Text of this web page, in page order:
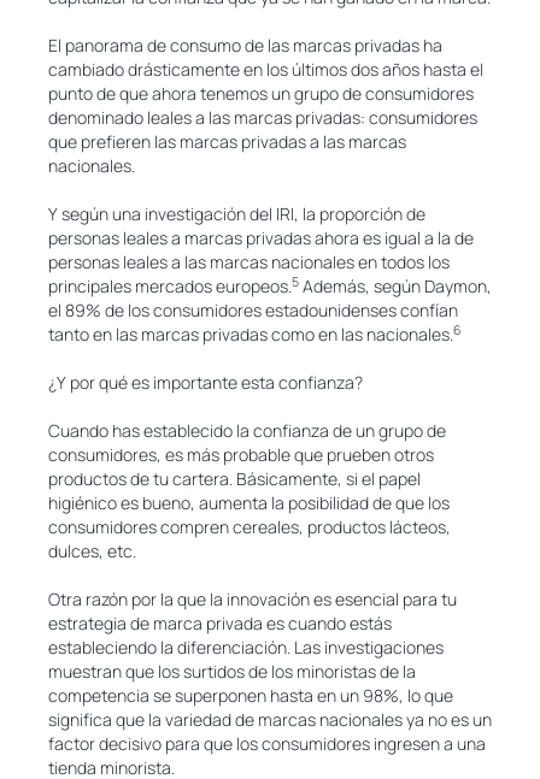
El panorama de consumo de las marcas privadas ha
cambiado drásticamente en los últimos dos años hasta el
punto de que ahora tenemos un grupo de consumidores
denominado leales a las marcas privadas: consumidores
que prefieren las marcas privadas a las marcas
nacionales.
Y según una investigación del IRI, la proporción de
personas leales a marcas privadas ahora es igual a la de
personas leales a las marcas nacionales en todos los
principales mercados europeos.5 Además, según Daymon,
el 89% de los consumidores estadounidenses confían
tanto en las marcas privadas como en las nacionales.6
¿Y por qué es importante esta confianza?
Cuando has establecido la confianza de un grupo de
consumidores, es más probable que prueben otros
productos de tu cartera. Básicamente, si el papel
higiénico es bueno, aumenta la posibilidad de que los
consumidores compren cereales, productos lácteos,
dulces, etc.
Otra razón por la que la innovación es esencial para tu
estrategia de marca privada es cuando estás
estableciendo la diferenciación. Las investigaciones
muestran que los surtidos de los minoristas de la
competencia se superponen hasta en un 98%, lo que
significa que la variedad de marcas nacionales ya no es un
factor decisivo para que los consumidores ingresen a una
tienda minorista.